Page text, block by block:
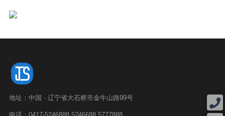
地址：中国 · 辽宁省大石桥市金牛山路99号